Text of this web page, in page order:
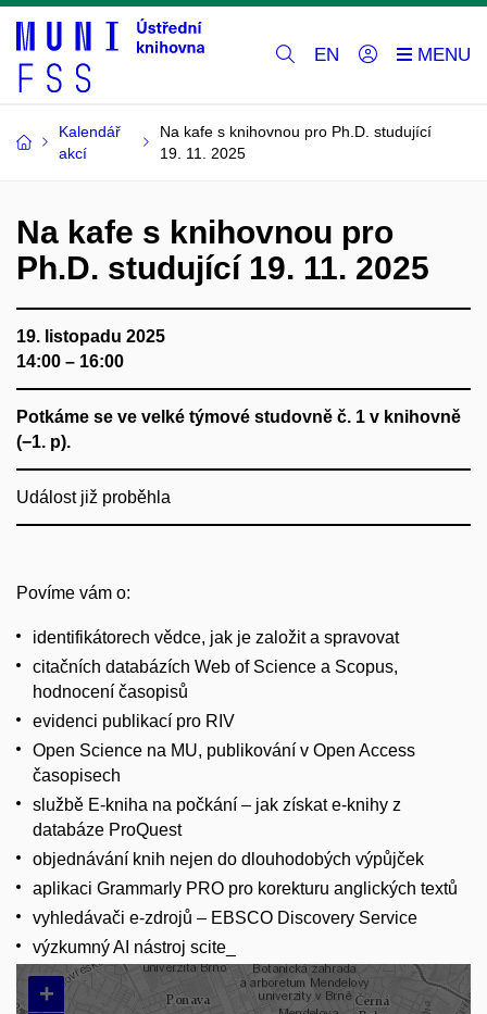
EN
Kalendář
akcí
Na kafe s knihovnou pro Ph.D. studující
19. 11. 2025
Na kafe s knihovnou pro
Ph.D. studující 19. 11. 2025
19. listopadu 2025
14:00 – 16:00
Potkáme se ve velké týmové studovně č. 1 v knihovně
(−1. p).
Událost již proběhla
Povíme vám o:
identifikátorech vědce, jak je založit a spravovat
citačních databázích Web of Science a Scopus,
hodnocení časopisů
evidenci publikací pro RIV
Open Science na MU, publikování v Open Access
časopisech
službě E-kniha na počkání – jak získat e-knihy z
databáze ProQuest
objednávání knih nejen do dlouhodobých výpůjček
aplikaci Grammarly PRO pro korekturu anglických textů
vyhledávači e-zdrojů – EBSCO Discovery Service
výzkumný AI nástroj scite_
+